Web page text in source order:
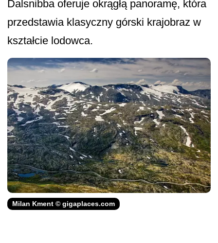
Dalsnibba oferuje okrągłą panoramę, która
przedstawia klasyczny górski krajobraz w
kształcie lodowca.
Milan Kment © gigaplaces.com